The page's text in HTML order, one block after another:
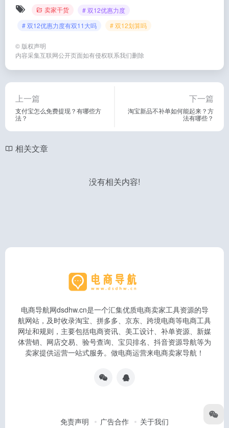
卖家干货
# 双12优惠力度
# 双12优惠力度有双11大吗
# 双12划算吗
© 版权声明
内容采集互联网公开页面如有侵权联系我们删除
上一篇
支付宝怎么免费提现？有哪些方
法？
下一篇
淘宝新品不补单如何能起来？方
法有哪些？
相关文章
没有相关内容!
电商导航网dsdhw.cn是一个汇集优质电商卖家工具资源的导
航网站，及时收录淘宝、拼多多、京东、跨境电商等电商工具
网址和规则，主要包括电商资讯、美工设计、补单资源、新媒
体营销、网店交易、验号查询、宝贝排名、抖音资源导航等为
卖家提供运营一站式服务。做电商运营来电商卖家导航！
免责声明 广告合作 关于我们